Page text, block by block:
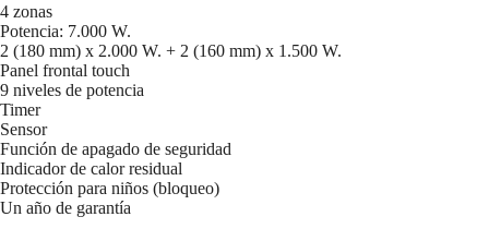
4 zonas
Potencia: 7.000 W.
2 (180 mm) x 2.000 W. + 2 (160 mm) x 1.500 W.
Panel frontal touch
9 niveles de potencia
Timer
Sensor
Función de apagado de seguridad
Indicador de calor residual
Protección para niños (bloqueo)
Un año de garantía